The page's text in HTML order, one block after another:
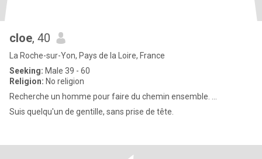
cloe, 40
La Roche-sur-Yon, Pays de la Loire, France
Seeking: Male 39 - 60
Religion: No religion
Recherche un homme pour faire du chemin ensemble. ...
Suis quelqu'un de gentille, sans prise de tête.